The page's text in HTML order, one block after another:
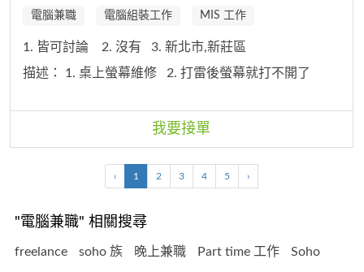
電腦兼職 電腦組裝工作 MIS 工作
1. 皆可討論 2. 沒有
3. 新北市,新莊區
描述： 1. 桌上螢幕維修 2. 打雷後螢幕就打不開了
我要接單
‹ 1 2 3 4 5 ›
"電腦兼職" 相關搜尋
freelance soho 族 晚上兼職 Part time 工作 Soho